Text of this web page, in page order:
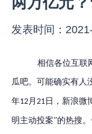
发表时间：
相信各位互联
瓜吧。可能确实有
年12月21 日，新浪微
明主动投案”的热搜